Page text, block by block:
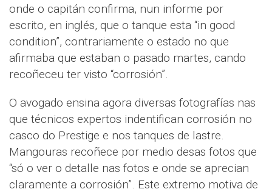
onde o capitán confirma, nun informe por
escrito, en inglés, que o tanque esta “in good
condition”, contrariamente o estado no que
afirmaba que estaban o pasado martes, cando
recoñeceu ter visto “corrosión”.
O avogado ensina agora diversas fotografías nas
que técnicos expertos indentifican corrosión no
casco do Prestige e nos tanques de lastre.
Mangouras recoñece por medio desas fotos que
“só o ver o detalle nas fotos e onde se aprecian
claramente a corrosión”. Este extremo motiva de